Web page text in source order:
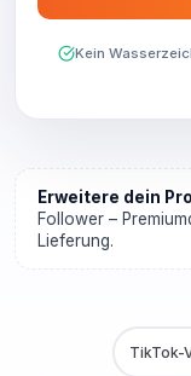
Kein
Erweitere dein
Follower –
Lieferung.
TikTok-